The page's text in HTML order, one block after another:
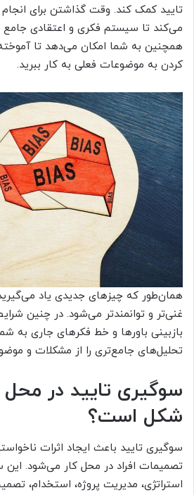
تایید کمک کند. وقت گذاشتن برای
می‌کند تا سیستم فکری و اعتقادی جامع
همچنین به شما امکان می‌دهد تا
کردن به موضوعات فعلی به کار ببرید.
همان‌طور که چیزهای جدیدی یاد
غنی‌تر و توانمندتر می‌شود. در چنین
بازبینی باورها و خط فکرهای جاری به
تحلیل‌های جامع‌تری را از مشکلات و
سوگیری تایید در محل
شکل است؟
سوگیری تایید باعث ایجاد اثرات
تصمیمات افراد در محل کار می‌شود.
استراتژی، مدیریت پروژه، استخدام،